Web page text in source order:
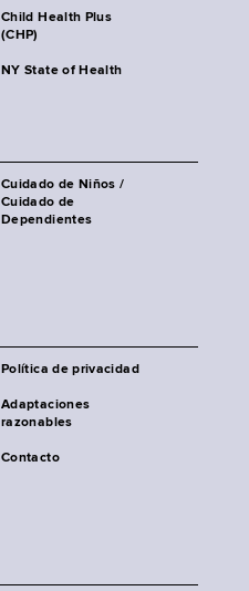
Child Health Plus
(CHP)
NY State of Health
Cuidado de Niños /
Cuidado de
Dependientes
Política de privacidad
Adaptaciones
razonables
Contacto